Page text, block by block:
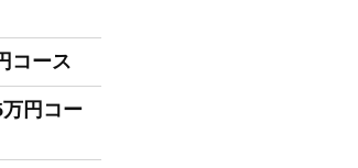
コース
円コー